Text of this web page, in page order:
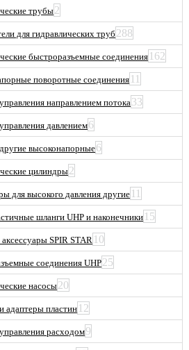
трубы2
для гидравлических труб 288
быстроразъемные соединения 162
поворотные соединения 11
направлением потока33
давлением6
высоконапорные6
цилиндры2
для высокого давления другие 11
шланги UHP и наконечники 15
SPIR STAR 10
соединения UHP25
насосы20
адаптеры пластин 12
расходом9